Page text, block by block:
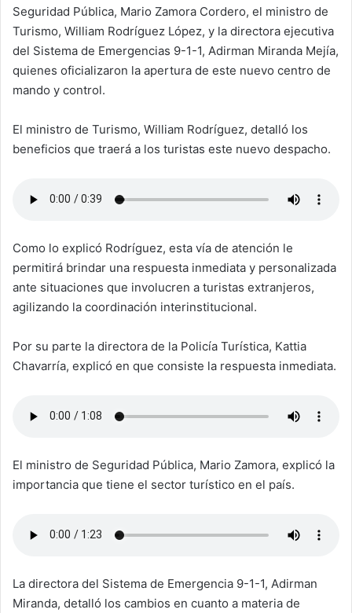
Seguridad Pública, Mario Zamora Cordero, el ministro de
Turismo, William Rodríguez López, y la directora ejecutiva
del Sistema de Emergencias 9-1-1, Adirman Miranda Mejía,
quienes oficializaron la apertura de este nuevo centro de
mando y control.
El ministro de Turismo, William Rodríguez, detalló los
beneficios que traerá a los turistas este nuevo despacho.
Como lo explicó Rodríguez, esta vía de atención le
permitirá brindar una respuesta inmediata y personalizada
ante situaciones que involucren a turistas extranjeros,
agilizando la coordinación interinstitucional.
Por su parte la directora de la Policía Turística, Kattia
Chavarría, explicó en que consiste la respuesta inmediata.
El ministro de Seguridad Pública, Mario Zamora, explicó la
importancia que tiene el sector turístico en el país.
La directora del Sistema de Emergencia 9-1-1, Adirman
Miranda, detalló los cambios en cuanto a materia de